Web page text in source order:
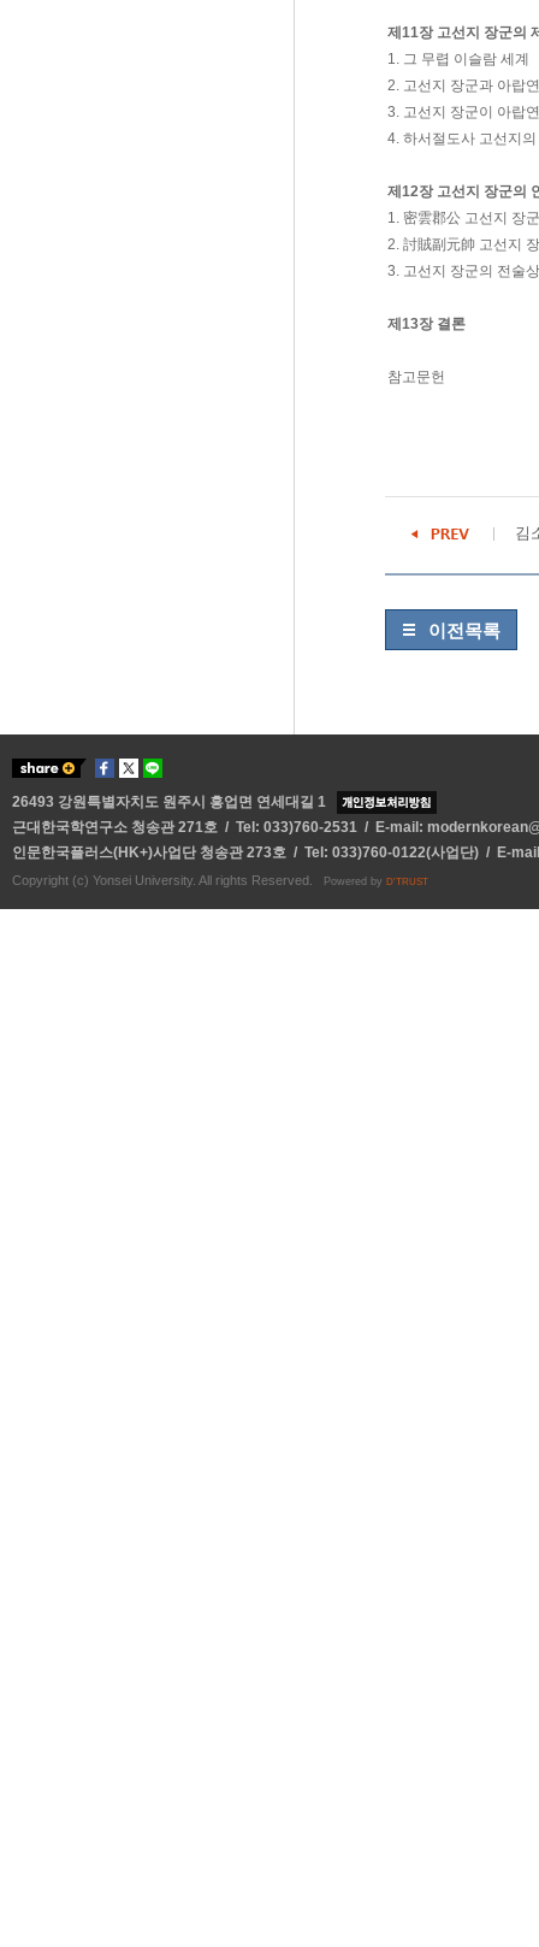
제11장 고선지 장군의
1. 그 무렵 이슬람 세계
2. 고선지 장군과 아랍
3. 고선지 장군이 아랍
4. 하서절도사 고선지
제12장 고선지 장군의
1. 密雲郡公 고선지 장
2. 討賊副元帥 고선지
3. 고선지 장군의 전술
제13장 결론
참고문헌
김
이전목록
26493 강원특별자치도 원주시 흥업면 연세대길 1
근대한국학연구소 청송관 271호 / Tel: 033)760-2531 / E-mail:
인문한국플러스(HK+)사업단 청송관 273호 / Tel: 033)760-0122(사업단) / E-
Copyright (c) Yonsei University. All rights Reserved. Powered by D'TRUST